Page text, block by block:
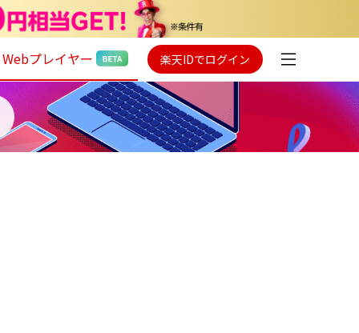
Webプレイヤー 楽天IDでログイン